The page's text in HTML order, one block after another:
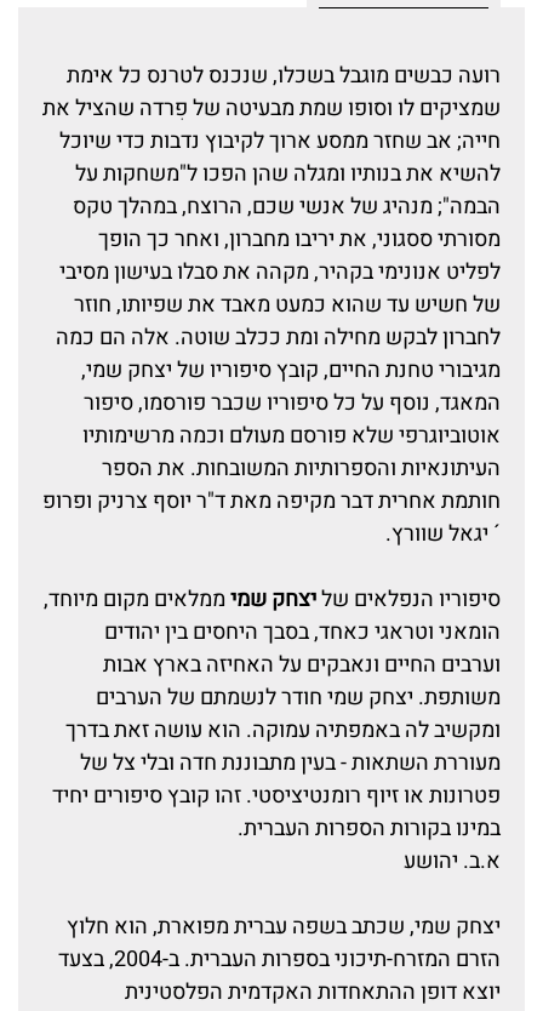
רועה כבשים מוגבל בשכלו, שנכנס לטרנס כל אימת
שמציקים לו וסופו שמת מבעיטה של פִרדה שהציל את
חייה; אב שחזר ממסע ארוך לקיבוץ נדבות כדי שיוכל
להשיא את בנותיו ומגלה שהן הפכו ל"משחקות על
הבמה"; מנהיג של אנשי שכם, הרוצח, במהלך טקס
מסורתי ססגוני, את יריבו מחברון, ואחר כך הופך
לפליט אנונימי בקהיר, מקהה את סבלו בעישון מסיבי
של חשיש עד שהוא כמעט מאבד את שפיותו, חוזר
לחברון לבקש מחילה ומת ככלב שוטה. אלה הם כמה
מגיבורי טחנת החיים, קובץ סיפוריו של יצחק שמי,
המאגד, נוסף על כל סיפוריו שכבר פורסמו, סיפור
אוטוביוגרפי שלא פורסם מעולם וכמה מרשימותיו
העיתונאיות והספרותיות המשובחות. את הספר
חותמת אחרית דבר מקיפה מאת ד"ר יוסף צרניק ופרופ
´ יגאל שוורץ.
סיפוריו הנפלאים שליצחק שמיממלאים מקום מיוחד,
הומאני וטראגי כאחד, בסבך היחסים בין יהודים
וערבים החיים ונאבקים על האחיזה בארץ אבות
משותפת. יצחק שמי חודר לנשמתם של הערבים
ומקשיב לה באמפתיה עמוקה. הוא עושה זאת בדרך
מעוררת השתאות - בעין מתבוננת חדה ובלי צל של
פטרונות או זיוף רומנטיציסטי. זהו קובץ סיפורים יחיד
במינו בקורות הספרות העברית.
א.ב. יהושע
יצחק שמי, שכתב בשפה עברית מפוארת, הוא חלוץ
הזרם המזרח-תיכוני בספרות העברית. ב-2004, בצעד
יוצא דופן ההתאחדות האקדמית הפלסטינית